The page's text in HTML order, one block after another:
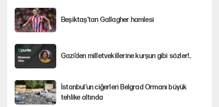
Beşiktaş’tan Gallagher hamlesi
Gazi’den milletvekillerine kurşun gibi sözler!..
İstanbul’un ciğerleri Belgrad Ormanı büyük
tehlike altında